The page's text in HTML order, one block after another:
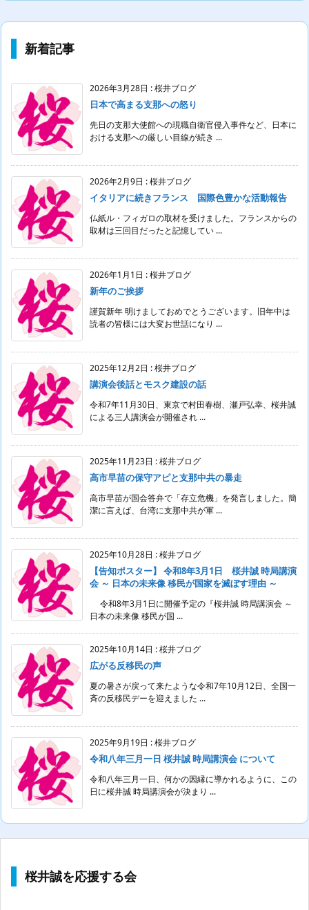
新着記事
2026年3月28日 :桜井ブログ
日本で高まる支那への怒り
先日の支那大使館への現職自衛官侵入事件など、日本に
おける支那への厳しい目線が続き ...
2026年2月9日 :桜井ブログ
イタリアに続きフランス 国際色豊かな活動報告
仏紙ル・フィガロの取材を受けました。フランスからの
取材は三回目だったと記憶してい ...
2026年1月1日 :桜井ブログ
新年のご挨拶
謹賀新年 明けましておめでとうございます。旧年中は
読者の皆様には大変お世話になり ...
2025年12月2日 :桜井ブログ
講演会後話とモスク建設の話
令和7年11月30日、東京で村田春樹、瀬戸弘幸、桜井誠
による三人講演会が開催され ...
2025年11月23日 :桜井ブログ
高市早苗の保守アピと支那中共の暴走
高市早苗が国会答弁で「存立危機」を発言しました。簡
潔に言えば、台湾に支那中共が軍 ...
2025年10月28日 :桜井ブログ
【告知ポスター】 令和8年3月1日 桜井誠 時局講演
会 ～ 日本の未来像 移民が国家を滅ぼす理由 ～
令和8年3月1日に開催予定の『桜井誠 時局講演会 ～
日本の未来像 移民が国 ...
2025年10月14日 :桜井ブログ
広がる反移民の声
夏の暑さが戻って来たような令和7年10月12日、全国一
斉の反移民デーを迎えました ...
2025年9月19日 :桜井ブログ
令和八年三月一日 桜井誠 時局講演会 について
令和八年三月一日、何かの因縁に導かれるように、この
日に桜井誠 時局講演会が決まり ...
桜井誠を応援する会